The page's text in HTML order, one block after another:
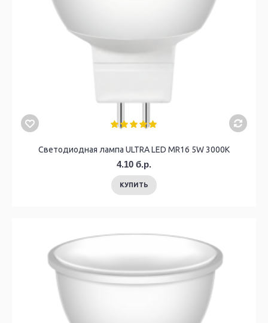
Светодиодная лампа ULTRA LED MR16 5W 3000K
4.10 б.р.
КУПИТЬ